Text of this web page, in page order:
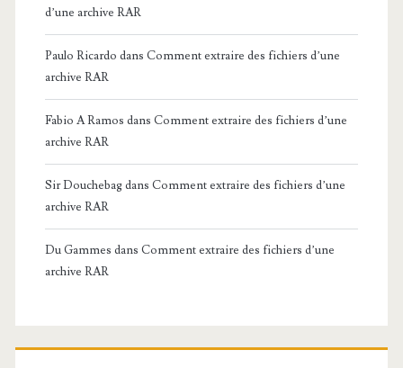
d’une archive RAR
Paulo Ricardo dans Comment extraire des fichiers d’une
archive RAR
Fabio A Ramos dans Comment extraire des fichiers d’une
archive RAR
Sir Douchebagdans Comment extraire des fichiers d’une
archive RAR
Du Gammes dans Comment extraire des fichiers d’une
archive RAR